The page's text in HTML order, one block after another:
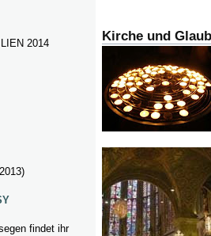
2014
findet ihr
Kirche und